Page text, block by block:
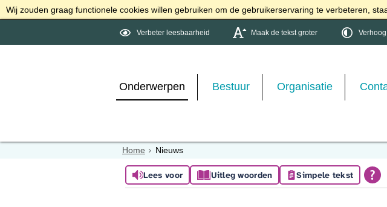
Wij zouden graag functionele cookies willen gebruiken om de gebruikerservaring te verbeteren,
Verbeter leesbaarheid Maak de tekst groter
Onderwerpen Bestuur Organisatie
Home Nieuws
Lees voor Uitleg woorden Simpele tekst